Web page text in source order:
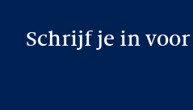
Schrijf je in